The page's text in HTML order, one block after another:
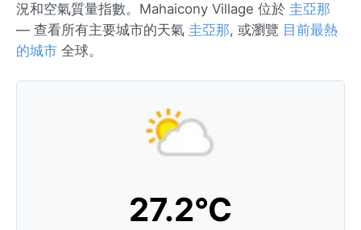
況和空氣質量指數。Mahaicony Village 位於 圭亞那
— 查看所有主要城市的天氣 圭亞那, 或瀏覽 目前最熱
的城市 全球。
27.2°C